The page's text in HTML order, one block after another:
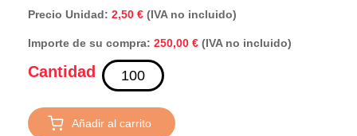
Precio Unidad: 2,50 € (IVA no incluido)
Importe de su compra: 250,00 € (IVA no incluido)
Cantidad
Añadir al carrito